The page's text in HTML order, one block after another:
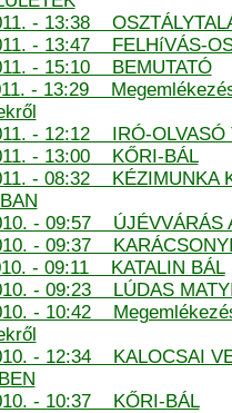
- 13:38
- 13:47 FELHíVÁS-
- 15:10 BEMUTATÓ
- 13:29
- 12:12 IRÓ-OLVASÓ
- 13:00 KŐRI-BÁL
- 08:32 KÉZIMUNKA
- 09:57 ÚJÉVVÁRÁS
- 09:37
- 09:11 KATALIN BÁL
- 09:23 LÚDAS
- 10:42
- 12:34 KALOCSAI
- 10:37 KŐRI-BÁL